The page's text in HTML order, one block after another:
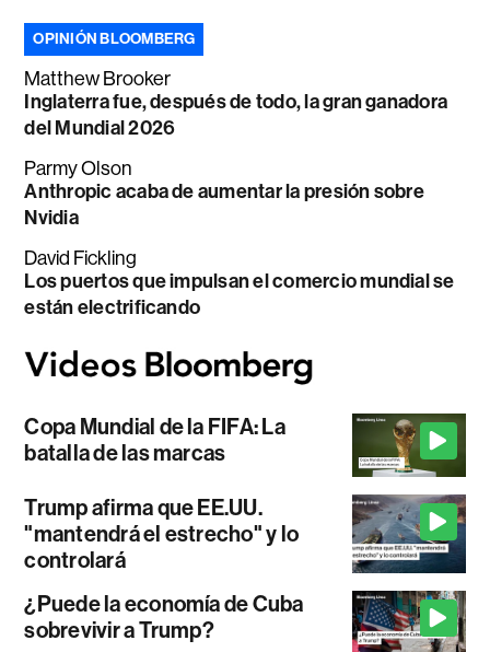
OPINIÓN BLOOMBERG
Matthew Brooker
Inglaterra fue, después de todo, la gran ganadora
del Mundial 2026
Parmy Olson
Anthropic acaba de aumentar la presión sobre
Nvidia
David Fickling
Los puertos que impulsan el comercio mundial se
están electrificando
Copa Mundial de la FIFA: La
batalla de las marcas
Trump afirma que EE.UU.
"mantendrá el estrecho" y lo
controlará
¿Puede la economía de Cuba
sobrevivir a Trump?